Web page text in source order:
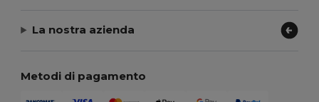
La nostra azienda
Metodi di pagamento